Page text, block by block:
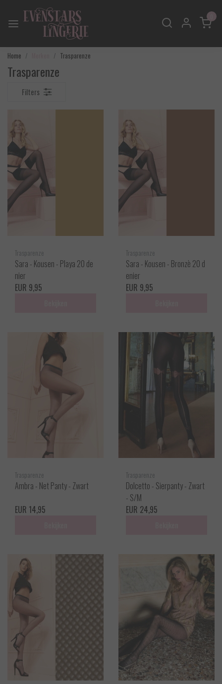
Home Trasparenze
Trasparenze
Filters
Trasparenze
Sara - Kousen - Playa 20 de
nier
EUR 9,95
Trasparenze
Sara - Kousen - Bronzè 20 d
enier
EUR 9,95
Trasparenze
Ambra - Net Panty - Zwart
EUR 14,95
Trasparenze
Dolcetto - Sierpanty - Zwart
- S/M
EUR 24,95